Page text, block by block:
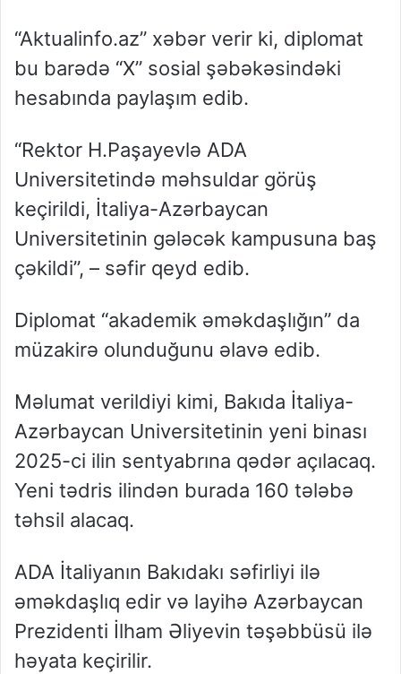
“Aktualinfo.az” xəbər verir ki, diplomat
bu barədə “X” sosial şəbəkəsindəki
hesabında paylaşım edib.
“Rektor H.Paşayevlə ADA
Universitetində məhsuldar görüş
keçirildi, İtaliya-Azərbaycan
Universitetinin gələcək kampusuna baş
çəkildi”, – səfir qeyd edib.
Diplomat “akademik əməkdaşlığın” da
müzakirə olunduğunu əlavə edib.
Məlumat verildiyi kimi, Bakıda İtaliya-
Azərbaycan Universitetinin yeni binası
2025-ci ilin sentyabrına qədər açılacaq.
Yeni tədris ilindən burada 160 tələbə
təhsil alacaq.
ADA İtaliyanın Bakıdakı səfirliyi ilə
əməkdaşlıq edir və layihə Azərbaycan
Prezidenti İlham Əliyevin təşəbbüsü ilə
həyata keçirilir.